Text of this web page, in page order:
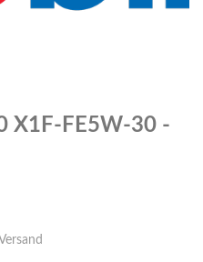
X1F-FE5W-30 -
Versand